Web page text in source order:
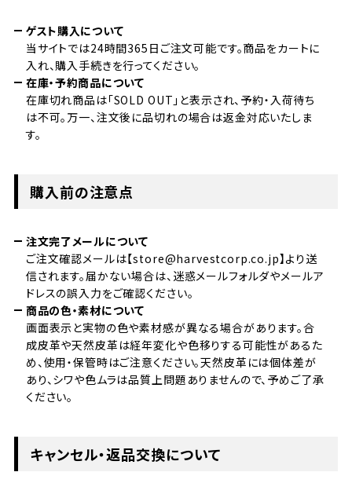
ゲスト購入について
当サイトでは24時間365日ご注文可能です。商品をカートに
入れ、購入手続きを行ってください。
在庫・予約商品について
在庫切れ商品は「SOLD OUT」と表示され、予約・入荷待ち
は不可。万一、注文後に品切れの場合は返金対応いたしま
す。
購入前の注意点
注文完了メールについて
ご注文確認メールは【store@harvestcorp.co.jp】より送
信されます。届かない場合は、迷惑メールフォルダやメールア
ドレスの誤入力をご確認ください。
商品の色・素材について
画面表示と実物の色や素材感が異なる場合があります。合
成皮革や天然皮革は経年変化や色移りする可能性があるた
め、使用・保管時はご注意ください。天然皮革には個体差が
あり、シワや色ムラは品質上問題ありませんので、予めご了承
ください。
キャンセル・返品交換について